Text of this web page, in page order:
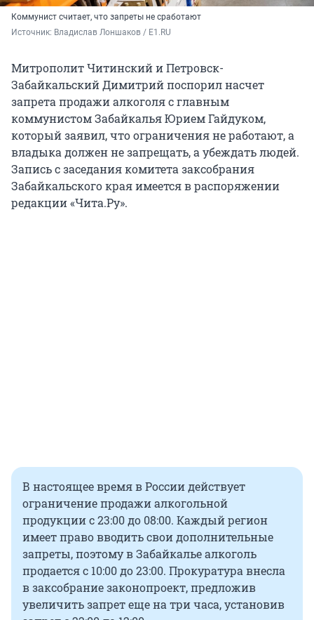
Коммунист считает, что запреты не сработают
Источник: Владислав Лоншаков / E1.RU
Митрополит Читинский и Петровск-
Забайкальский Димитрий поспорил насчет
запрета продажи алкоголя с главным
коммунистом Забайкалья Юрием Гайдуком,
который заявил, что ограничения не работают, а
владыка должен не запрещать, а убеждать людей.
Запись с заседания комитета заксобрания
Забайкальского края имеется в распоряжении
редакции «Чита.Ру».
В настоящее время в России действует
ограничение продажи алкогольной
продукции с 23:00 до 08:00. Каждый регион
имеет право вводить свои дополнительные
запреты, поэтому в Забайкалье алкоголь
продается с 10:00 до 23:00. Прокуратура внесла
в заксобрание законопроект, предложив
увеличить запрет еще на три часа, установив